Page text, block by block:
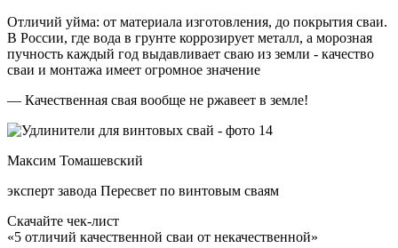
Отличий уйма: от материала изготовления, до покрытия сваи.
В России, где вода в грунте коррозирует металл, а морозная
пучность каждый год выдавливает сваю из земли - качество
сваи и монтажа имеет огромное значение
— Качественная свая вообще не ржавеет в земле!
Максим Томашевский
эксперт завода Пересвет по винтовым сваям
Скачайте чек-лист
«5 отличий качественной сваи от некачественной»